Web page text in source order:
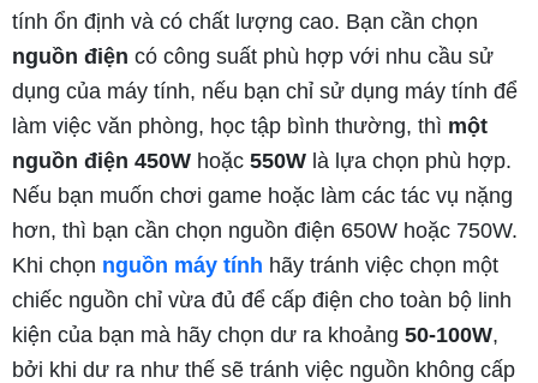
tính ổn định và có chất lượng cao. Bạn cần chọn
nguồn điện có công suất phù hợp với nhu cầu sử
dụng của máy tính, nếu bạn chỉ sử dụng máy tính để
làm việc văn phòng, học tập bình thường, thì một
nguồn điện 450W hoặc 550W là lựa chọn phù hợp.
Nếu bạn muốn chơi game hoặc làm các tác vụ nặng
hơn, thì bạn cần chọn nguồn điện 650W hoặc 750W.
Khi chọn nguồn máy tính hãy tránh việc chọn một
chiếc nguồn chỉ vừa đủ để cấp điện cho toàn bộ linh
kiện của bạn mà hãy chọn dư ra khoảng 50-100W,
bởi khi dư ra như thế sẽ tránh việc nguồn không cấp